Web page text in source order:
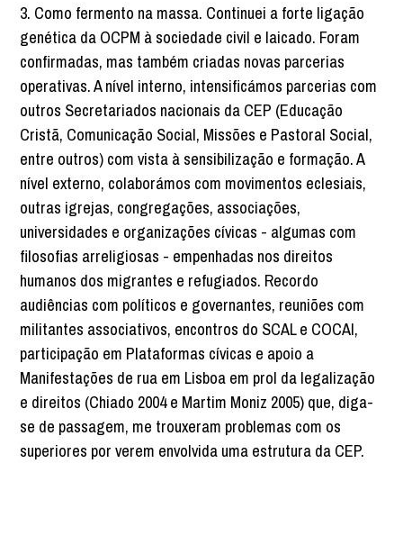
3. Como fermento na massa. Continuei a forte ligação
genética da OCPM à sociedade civil e laicado. Foram
confirmadas, mas também criadas novas parcerias
operativas. A nível interno, intensificámos parcerias com
outros Secretariados nacionais da CEP (Educação
Cristã, Comunicação Social, Missões e Pastoral Social,
entre outros) com vista à sensibilização e formação. A
nível externo, colaborámos com movimentos eclesiais,
outras igrejas, congregações, associações,
universidades e organizações cívicas - algumas com
filosofias arreligiosas - empenhadas nos direitos
humanos dos migrantes e refugiados. Recordo
audiências com políticos e governantes, reuniões com
militantes associativos, encontros do SCAL e COCAI,
participação em Plataformas cívicas e apoio a
Manifestações de rua em Lisboa em prol da legalização
e direitos (Chiado 2004 e Martim Moniz 2005) que, diga-
se de passagem, me trouxeram problemas com os
superiores por verem envolvida uma estrutura da CEP.